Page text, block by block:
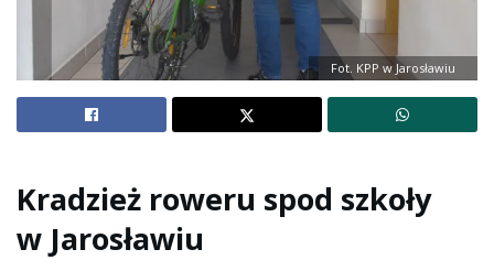
Fot. KPP w Jarosławiu
Kradzież roweru spod szkoły
w Jarosławiu